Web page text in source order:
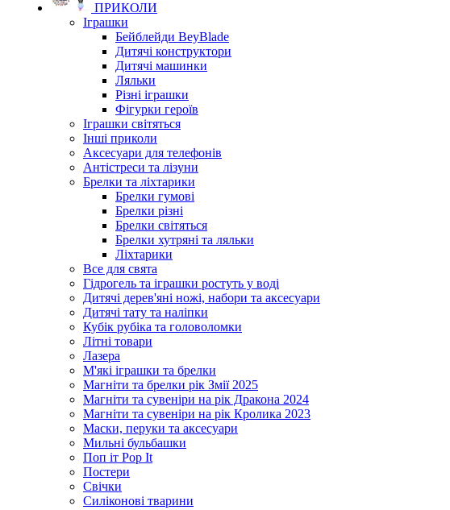
ПРИКОЛИ
Іграшки
Бейблейди BeyBlade
Дитячі конструктори
Дитячі машинки
Ляльки
Різні іграшки
Фігурки героїв
Іграшки світяться
Інші приколи
Аксесуари для телефонів
Антістреси та лізуни
Брелки та ліхтарики
Брелки гумові
Брелки різні
Брелки світяться
Брелки хутряні та ляльки
Ліхтарики
Все для свята
Гідрогель та іграшки ростуть у воді
Дитячі дерев'яні ножі, набори та аксесуари
Дитячі тату та наліпки
Кубік рубіка та головоломки
Літні товари
Лазера
М'які іграшки та брелки
Магніти та брелки рік Змії 2025
Магніти та сувеніри на рік Дракона 2024
Магніти та сувеніри на рік Кролика 2023
Маски, перуки та аксесуари
Мильні бульбашки
Поп іт Pop It
Постери
Свічки
Силіконові тварини